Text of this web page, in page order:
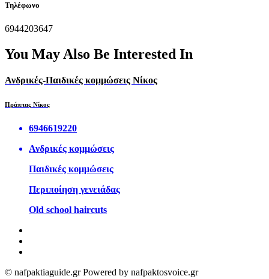
Τηλέφωνο
6944203647
You May Also Be Interested In
Ανδρικές-Παιδικές κομμώσεις Νίκος
Πράππας Νίκος
6946619220
Ανδρικές κομμώσεις
Παιδικές κομμώσεις
Περιποίηση γενειάδας
Old school haircuts
© nafpaktiaguide.gr Powered by nafpaktosvoice.gr